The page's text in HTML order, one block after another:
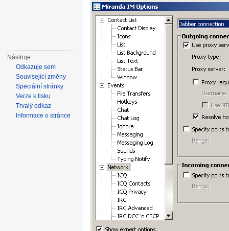
Nástroje
Odkazuje sem
Související změny
Speciální stránky
Verze k tisku
Trvalý odkaz
Informace o stránce